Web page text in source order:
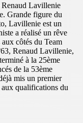
Renaud Lavillenie
Grande figure du
Lavillenie est un
a réalisé un rêve
côtés du Team
Renaud Lavillenie,
à la 25ème
de la 53ème
mis un premier
qualifications du